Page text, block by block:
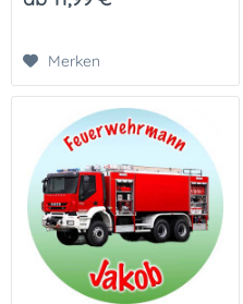
diesem individuellen
Kindergeburtstag,...
Merken